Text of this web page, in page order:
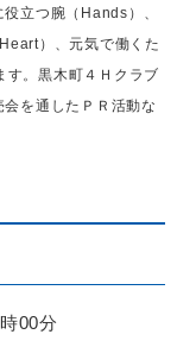
立つ腕（Hands）、
）、元気で働くた
。黒木町４Ｈクラブ
を通したＰＲ活動な
00分